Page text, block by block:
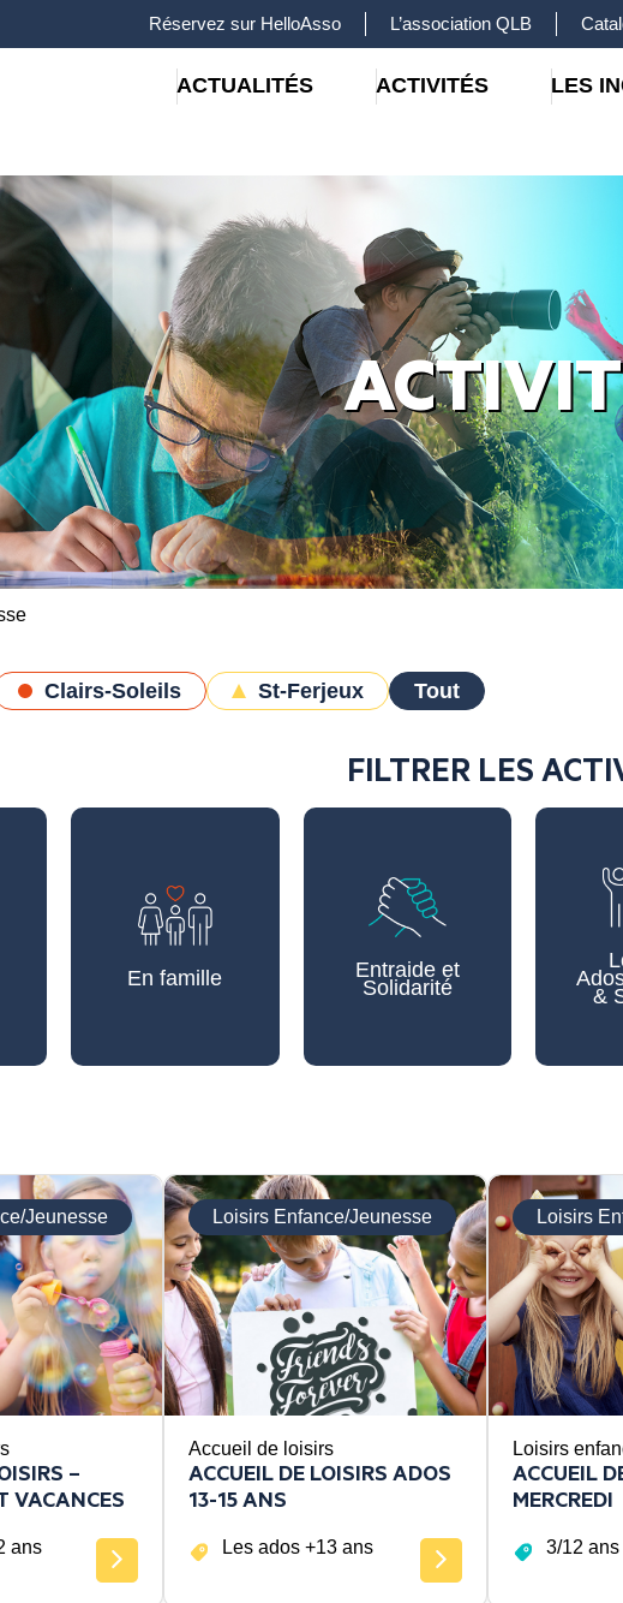
Réservez sur HelloAsso L’association QLB
ACTUALITÉS ACTIVITÉS LES
Clairs-Soleils St-Ferjeux Tout
FILTRER LES
En famille Entraide et
Solidarité &
Jeunesse
–
VACANCES
ans
Loisirs Enfance/Jeunesse
Accueil de loisirs
ACCUEIL DE LOISIRS ADOS
13-15 ANS
Les ados +13 ans
Loisirs
Loisirs
ACCUEIL
MERCREDI
3/12 ans